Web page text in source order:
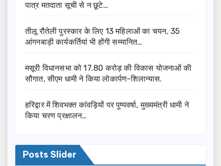
पात्र मतदाता सूची से न छूटे…
तीलू रौतेली पुरस्कार के लिए 13 महिलाओं का चयन, 35
आंगनबाड़ी कार्यकर्तियां भी होंगी सम्मानित…
मसूरी विधानसभा को 17.80 करोड़ की विकास योजनाओं की
सौगात, सीएम धामी ने किया लोकार्पण-शिलान्यास.
हरिद्वार में शिवभक्त कांवड़ियों पर पुष्पवर्षा, मुख्यमंत्री धामी ने
किया चरण प्रक्षालन…
Posts Slider